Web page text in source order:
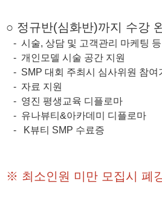
○ 정규반(심화반)까지 수강
- 시술, 상담 및 고객관리 마케팅
- 개인모델 시술 공간 지원
- SMP 대회 주최시 심사위원 참여
- 자료 지원
- 영진 평생교육 디플로마
- 유나뷰티 &아카데미 디플로마
- K뷰티 SMP 수료증
※ 최소인원 미만 모집시 폐